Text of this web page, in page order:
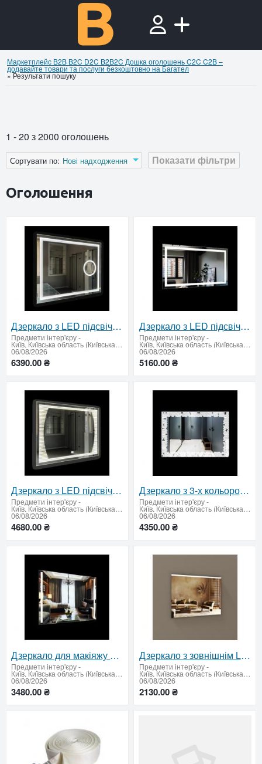
Маркетплейс B2B B2C D2C B2B2C Дошка оголошень C2C C2B –
додавайте товари та послуги безкоштовно на Багател
»Результати пошуку
1 - 20 з 2000 оголошень
Показати фільтри
Сортувати по: Нові надходження
Оголошення
Дзеркало з LED підсвічуванням та сферичним збільшувальним дзеркалом 850 х 1050 мм.
Предмети інтер'єру-
Київ, Київська область (Київська область - продати купити)
06/08/2026
6390.00 ₴
Дзеркало з LED підсвічуванням та сенсорним вимикачем700 х 1200 мм.
Предмети інтер'єру-
Київ, Київська область (Київська область - продати купити)
06/08/2026
5160.00 ₴
Дзеркало з LED підсвічуванням та сенсорным вимикачем 700 x 900 мм.
Предмети інтер'єру-
Київ, Київська область (Київська область - продати купити)
06/08/2026
4680.00 ₴
Дзеркало з 3-х кольоровим LED та вимикачем 600 х 900 мм.
Предмети інтер'єру-
Київ, Київська область (Київська область - продати купити)
06/08/2026
4350.00 ₴
Дзеркало для макіяжу з сенсорним вимикачем 600 х 800 мм.
Предмети інтер'єру-
Київ, Київська область (Київська область - продати купити)
06/08/2026
3480.00 ₴
Дзеркало з зовнішнім LED підсвічуванням 600 х 800 мм
Предмети інтер'єру-
Київ, Київська область (Київська область - продати купити)
06/08/2026
2130.00 ₴